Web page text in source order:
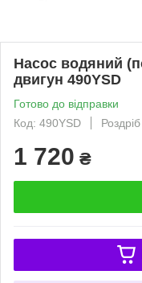
Насос водяний
двигун 490YSD
Готово до відправки
Код: 490YSD
Роздріб
1 720 ₴